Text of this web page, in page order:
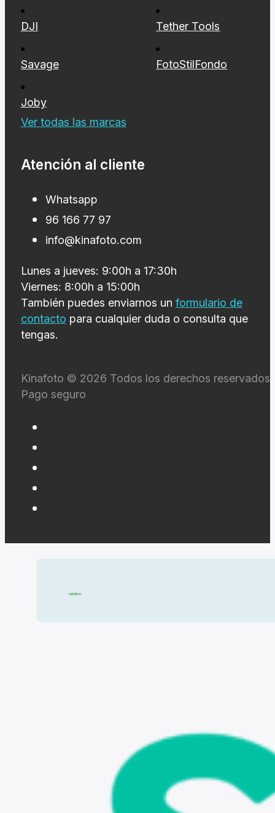
DJI Tether Tools
Savage FotoStilFondo
Joby
Ver todas las marcas
Atención al cliente
Whatsapp
96 166 77 97
info@kinafoto.com
Lunes a jueves: 9:00h a 17:30h
Viernes: 8:00h a 15:00h
También puedes enviarnos un formulario de
contacto para cualquier duda o consulta que
tengas.
Kinafoto © 2026 Todos los derechos reservados
Pago seguro